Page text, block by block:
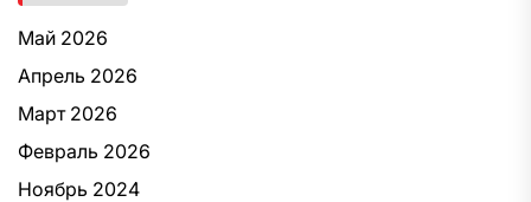
Май 2026
Апрель 2026
Март 2026
Февраль 2026
Ноябрь 2024